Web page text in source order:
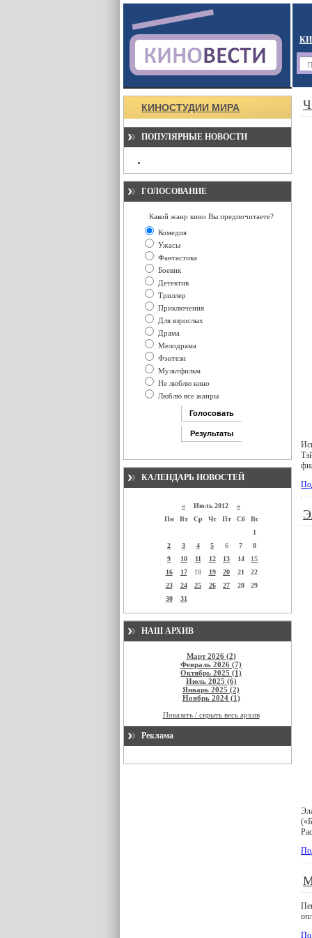
КИНОСТУДИИ МИРА
ПОПУЛЯРНЫЕ НОВОСТИ
ГОЛОСОВАНИЕ
Какой жанр кино Вы предпочитаете?
Комедия
Ужасы
Фантастика
Боевик
Детектив
Триллер
Приключения
Для взрослых
Драма
Мелодрама
Фэнтези
Мультфильм
Не люблю кино
Люблю все жанры
КАЛЕНДАРЬ НОВОСТЕЙ
« Июль 2012 »
Пн
Вт Ср Чт Пт Сб
Вс
1
2
3 4 5 6 7
8
9
10 11 12 13 14
15
16
17 18 19 20 21
22
23
24 25 26 27 28
29
30
31
НАШ АРХИВ
Март 2026 (2)
Февраль 2026 (7)
Октябрь 2025 (1)
Июль 2025 (6)
Январь 2025 (2)
Ноябрь 2024 (1)
Показать / скрыть весь архив
Реклама